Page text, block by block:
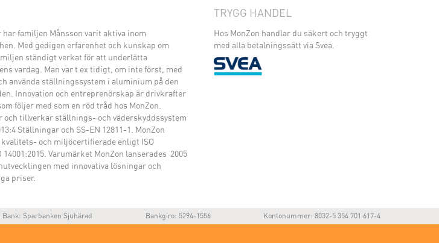
familjen Månsson varit aktiva inom
Med gedigen erfarenhet och kunskap om
ständigt verkat för att underlätta
vardag. Man var t ex tidigt, om inte först, med
använda ställningssystem i aluminium på den
Innovation och entreprenörskap är drivkrafter
följer med som en röd tråd hos MonZon.
och tillverkar ställnings- och väderskyddssystem
Ställningar och SS-EN 12811-1. MonZon
och miljöcertifierade enligt ISO
14001:2015. Varumärket MonZon lanserades 2005
med innovativa lösningar och
priser.
TRYGG HANDEL
Hos MonZon handlar du säkert och tryggt
med alla betalningssätt via Svea.
Bank: Sparbanken Sjuhärad Bankgiro: 5294-1556 Kontonummer: 8032-5 354 701 617-4